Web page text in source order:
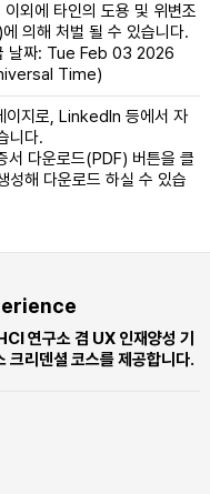
외에 타인의 도용 및 위변조
의해 처벌 될 수 있습니다.
날짜: Tue Feb 03 2026
Time)
이지로, LinkedIn 등에서 자
니다.
서 다운로드(PDF) 버튼을 클
성해 다운로드 하실 수 있습
연구소 겸 UX 인재양성 기
리덴셜 코스를 제공합니다.